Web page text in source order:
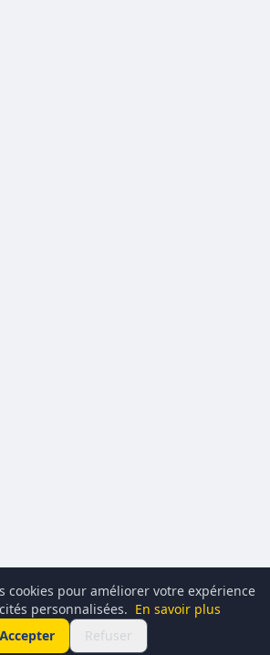
cookies pour améliorer votre expérience
personnalisées. En savoir plus
Accepter
Refuser